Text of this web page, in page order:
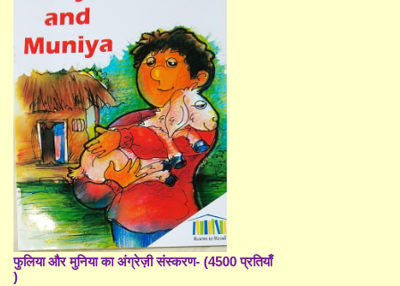
फुलिया और मुनिया का अंग्रेज़ी संस्करण- (4500 प्रतियाँ
)